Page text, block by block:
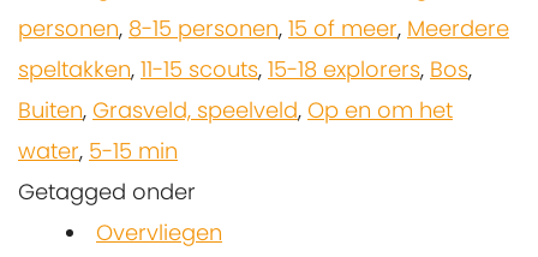
personen, 8-15 personen, 15 of meer, Meerdere
speltakken, 11-15 scouts, 15-18 explorers, Bos,
Buiten, Grasveld, speelveld, Op en om het
water, 5-15 min
Getagged onder
Overvliegen